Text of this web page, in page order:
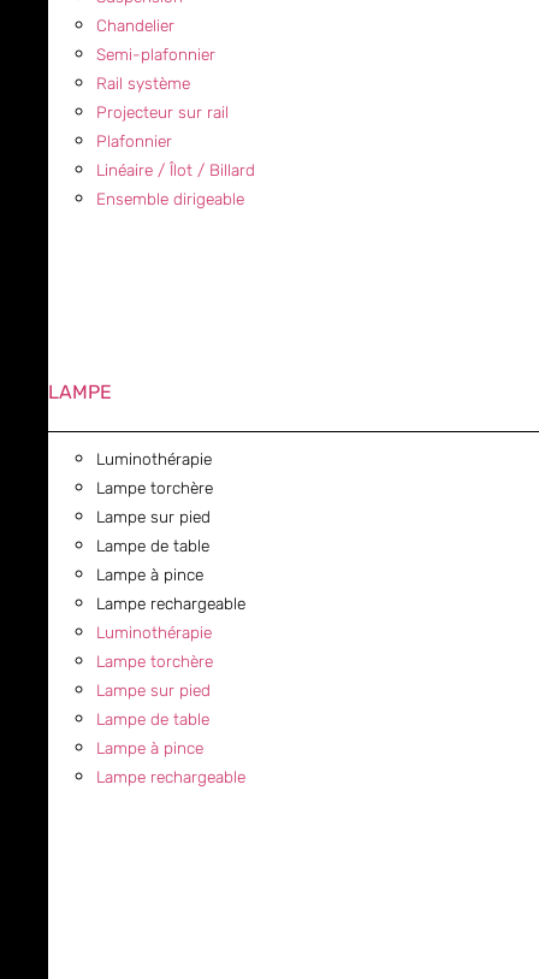
Chandelier
Semi-plafonnier
Rail système
Projecteur sur rail
Plafonnier
Linéaire / Îlot / Billard
Ensemble dirigeable
LAMPE
Luminothérapie
Lampe torchère
Lampe sur pied
Lampe de table
Lampe à pince
Lampe rechargeable
Luminothérapie
Lampe torchère
Lampe sur pied
Lampe de table
Lampe à pince
Lampe rechargeable